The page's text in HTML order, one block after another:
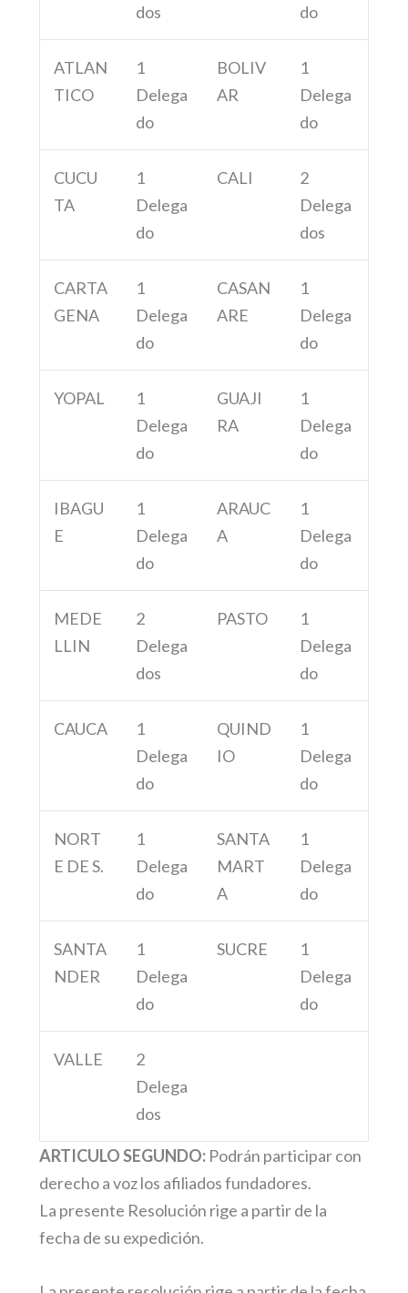
dos
do
ATLAN
TICO
1
Delega
do
BOLIV
AR
1
Delega
do
CUCU
TA
1
Delega
do
CALI
2
Delega
dos
CARTA
GENA
1
Delega
do
CASAN
ARE
1
Delega
do
YOPAL
1
Delega
do
GUAJI
RA
1
Delega
do
IBAGU
E
1
Delega
do
ARAUC
A
1
Delega
do
MEDE
LLIN
2
Delega
dos
PASTO
1
Delega
do
CAUCA
1
Delega
do
QUIND
IO
1
Delega
do
NORT
E DE S.
1
Delega
do
SANTA
MART
A
1
Delega
do
SANTA
NDER
1
Delega
do
SUCRE
1
Delega
do
VALLE
2
Delega
dos
ARTICULO SEGUNDO:Podrán participar con
derecho a voz los afiliados fundadores.
La presente Resolución rige a partir de la
fecha de su expedición.